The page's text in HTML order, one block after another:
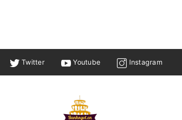
Twitter Youtube Instagram